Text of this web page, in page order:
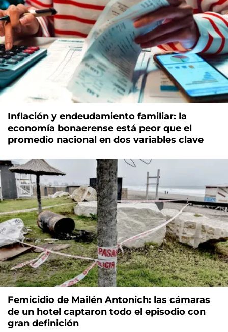
Inflación y endeudamiento familiar: la
economía bonaerense está peor que el
promedio nacional en dos variables clave
Femicidio de Mailén Antonich: las cámaras
de un hotel captaron todo el episodio con
gran definición